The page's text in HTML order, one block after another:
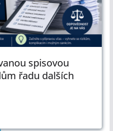
spisovou
řadu dalších